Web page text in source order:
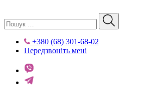
+380 (68) 301-68-02
Передзвоніть мені